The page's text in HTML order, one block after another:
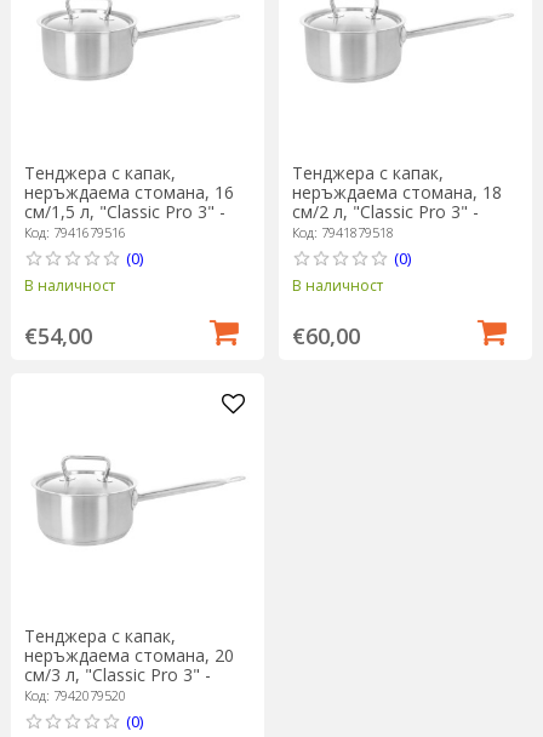
Тенджера с капак,
неръждаема стомана, 16
см/1,5 л, "Classic Pro 3" -
Demeyere
Код: 7941679516
(0)
В наличност
€54,00
Тенджера с капак,
неръждаема стомана, 18
см/2 л, "Classic Pro 3" -
Demeyere
Код: 7941879518
(0)
В наличност
€60,00
Тенджера с капак,
неръждаема стомана, 20
см/3 л, "Classic Pro 3" -
Demeyere
Код: 7942079520
(0)